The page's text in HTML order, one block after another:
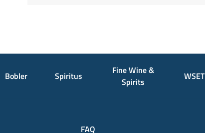
Bobler Spiritus
Fine Wine &
Spirits
WSET
FAQ